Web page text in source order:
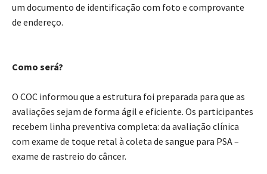
um documento de identificação com foto e comprovante
de endereço.
Como será?
O COC informou que a estrutura foi preparada para que as
avaliações sejam de forma ágil e eficiente. Os participantes
recebem linha preventiva completa: da avaliação clínica
com exame de toque retal à coleta de sangue para PSA –
exame de rastreio do câncer.